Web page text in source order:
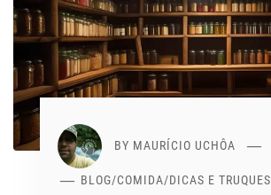
BY MAURÍCIO UCHÔA
BLOG/COMIDA/DICAS E TRUQUES